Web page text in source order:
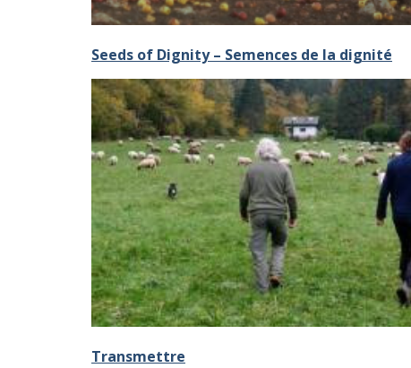
Seeds of Dignity – Semences de la dignité
Transmettre